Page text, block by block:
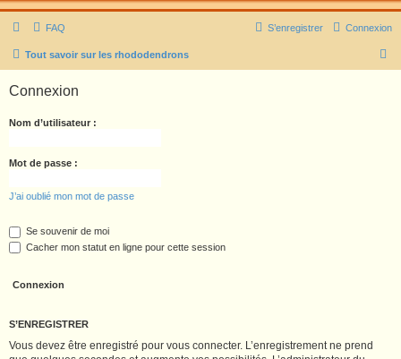
FAQ Connexion
S’enregistrer
Tout savoir sur les rhododendrons
Connexion
Nom d’utilisateur :
Mot de passe :
J’ai oublié mon mot de passe
Se souvenir de moi
Cacher mon statut en ligne pour cette session
S’ENREGISTRER
Vous devez être enregistré pour vous connecter. L’enregistrement ne prend